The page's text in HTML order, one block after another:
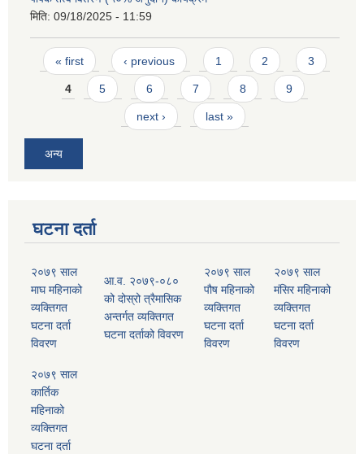
मिति: 09/18/2025 - 11:59
Pages
« first ‹ previous 1 2 3
4 5 6 7 8 9
next › last »
अन्य
घटना दर्ता
२०७९ साल
माघ महिनाको
व्यक्तिगत
घटना दर्ता
विवरण
आ.व. २०७९-०८०
को दोस्रो त्रैमासिक
अन्तर्गत व्यक्तिगत
घटना दर्ताको विवरण
२०७९ साल
पौष महिनाको
व्यक्तिगत
घटना दर्ता
विवरण
२०७९ साल
मंसिर महिनाको
व्यक्तिगत
घटना दर्ता
विवरण
२०७९ साल
कार्तिक
महिनाको
व्यक्तिगत
घटना दर्ता